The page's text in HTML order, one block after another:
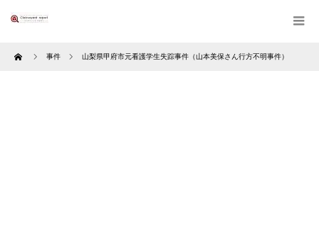
Home 事件 山梨県甲府市元看護学生失踪事件（山本美保さん行方不明事件）